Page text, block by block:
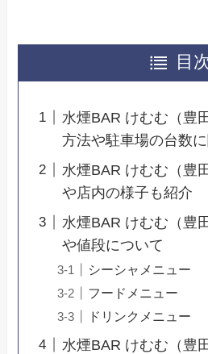
目
水煙BAR けむむ（豊
方法や駐車場の台数
水煙BAR けむむ（豊
や店内の様子も紹介
水煙BAR けむむ（豊
や値段について
シーシャメニュー
フードメニュー
ドリンクメニュー
水煙BAR けむむ（豊